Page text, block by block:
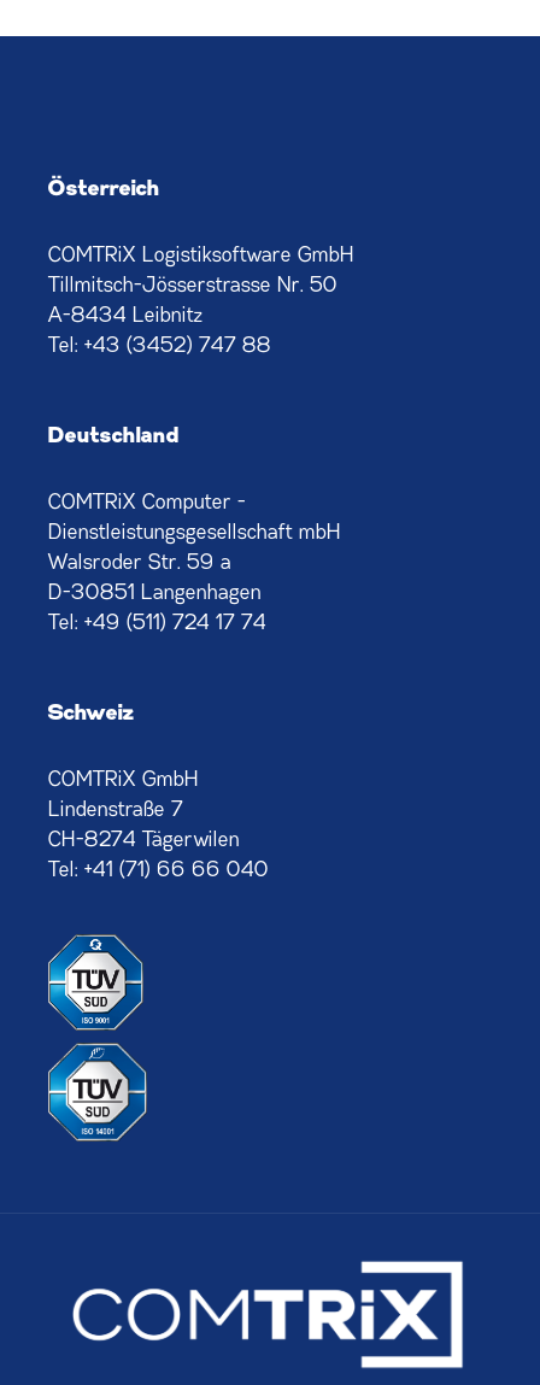
Österreich
COMTRiX Logistiksoftware GmbH
Tillmitsch-Jösserstrasse Nr. 50
A-8434 Leibnitz
Tel: +43 (3452) 747 88
Deutschland
COMTRiX Computer -
Dienstleistungsgesellschaft mbH
Walsroder Str. 59 a
D-30851 Langenhagen
Tel: +49 (511) 724 17 74
Schweiz
COMTRiX GmbH
Lindenstraße 7
CH-8274 Tägerwilen
Tel: +41 (71) 66 66 040